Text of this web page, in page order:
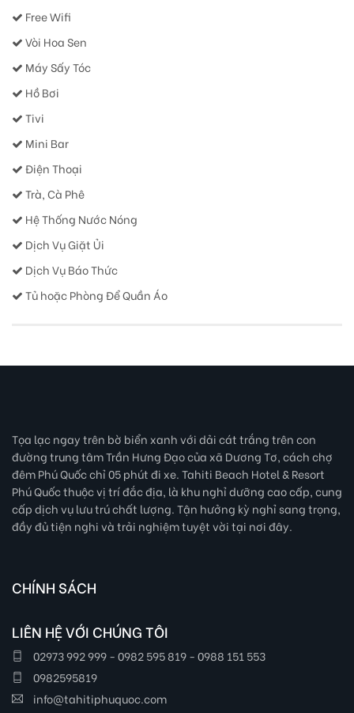
Free Wifi
Vòi Hoa Sen
Máy Sấy Tóc
Hồ Bơi
Tivi
Mini Bar
Điện Thoại
Trà, Cà Phê
Hệ Thống Nước Nóng
Dịch Vụ Giặt Ủi
Dịch Vụ Báo Thức
Tủ hoặc Phòng Để Quần Áo
Tọa lạc ngay trên bờ biển xanh với dải cát trắng trên con
đường trung tâm Trần Hưng Đạo của xã Dương Tơ, cách chợ
đêm Phú Quốc chỉ 05 phút đi xe. Tahiti Beach Hotel & Resort
Phú Quốc thuộc vị trí đắc địa, là khu nghỉ dưỡng cao cấp, cung
cấp dịch vụ lưu trú chất lượng. Tận hưởng kỳ nghỉ sang trọng,
đầy đủ tiện nghi và trải nghiệm tuyệt vời tại nơi đây.
CHÍNH SÁCH
LIÊN HỆ VỚI CHÚNG TÔI
02973 992 999 - 0982 595 819 - 0988 151 553
0982595819
info@tahitiphuquoc.com